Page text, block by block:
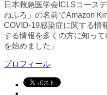
日本救急医学会ICLSコース
ねふろ」の名前でAmazon
COVID-19感染症に関する情
する情報を多くの方に知っ
を始めました」
プロフィール